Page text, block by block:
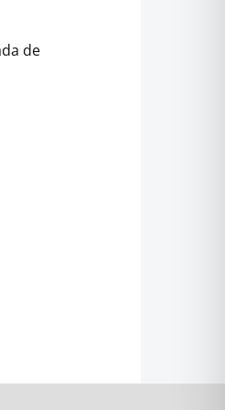
de